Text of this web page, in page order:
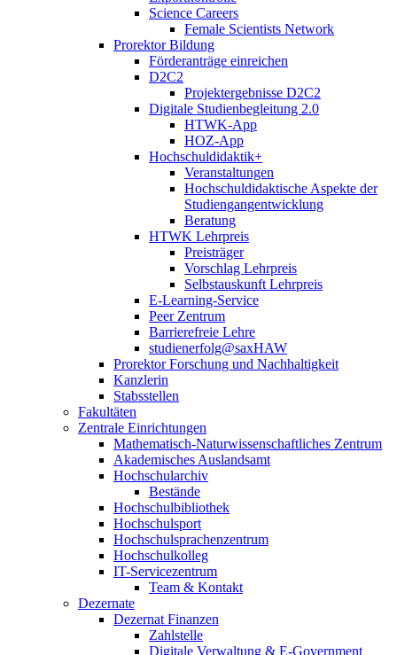
Science Careers
Female Scientists Network
Prorektor Bildung
Förderanträge einreichen
D2C2
Projektergebnisse D2C2
Digitale Studienbegleitung 2.0
HTWK-App
HOZ-App
Hochschuldidaktik+
Veranstaltungen
Hochschuldidaktische Aspekte der
Studiengangentwicklung
Beratung
HTWK Lehrpreis
Preisträger
Vorschlag Lehrpreis
Selbstauskunft Lehrpreis
E-Learning-Service
Peer Zentrum
Barrierefreie Lehre
studienerfolg@saxHAW
Prorektor Forschung und Nachhaltigkeit
Kanzlerin
Stabsstellen
Fakultäten
Zentrale Einrichtungen
Mathematisch-Naturwissenschaftliches Zentrum
Akademisches Auslandsamt
Hochschularchiv
Bestände
Hochschulbibliothek
Hochschulsport
Hochschulsprachenzentrum
Hochschulkolleg
IT-Servicezentrum
Team & Kontakt
Dezernate
Dezernat Finanzen
Zahlstelle
Digitale Verwaltung & E-Government